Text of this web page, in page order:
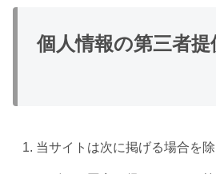
個人情報の第三者提
当サイトは次に掲げる場合を